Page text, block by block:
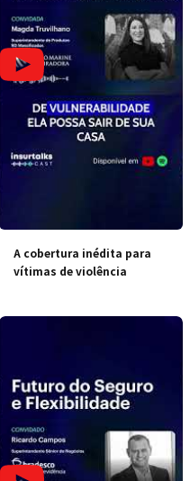
A cobertura inédita para
vítimas de violência